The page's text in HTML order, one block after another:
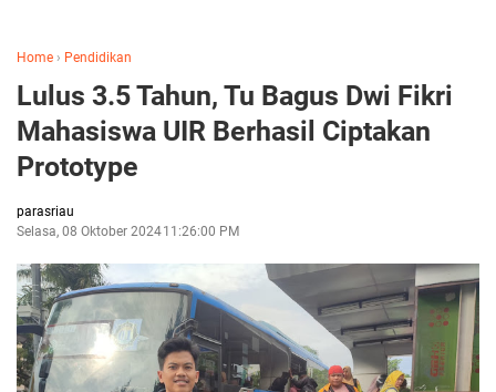
Home › Pendidikan
Lulus 3.5 Tahun, Tu Bagus Dwi Fikri
Mahasiswa UIR Berhasil Ciptakan
Prototype
parasriau
Selasa, 08 Oktober 202411:26:00 PM